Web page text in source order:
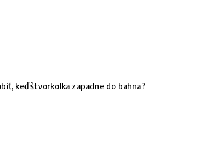
keď štvorkolka zapadne do bahna?